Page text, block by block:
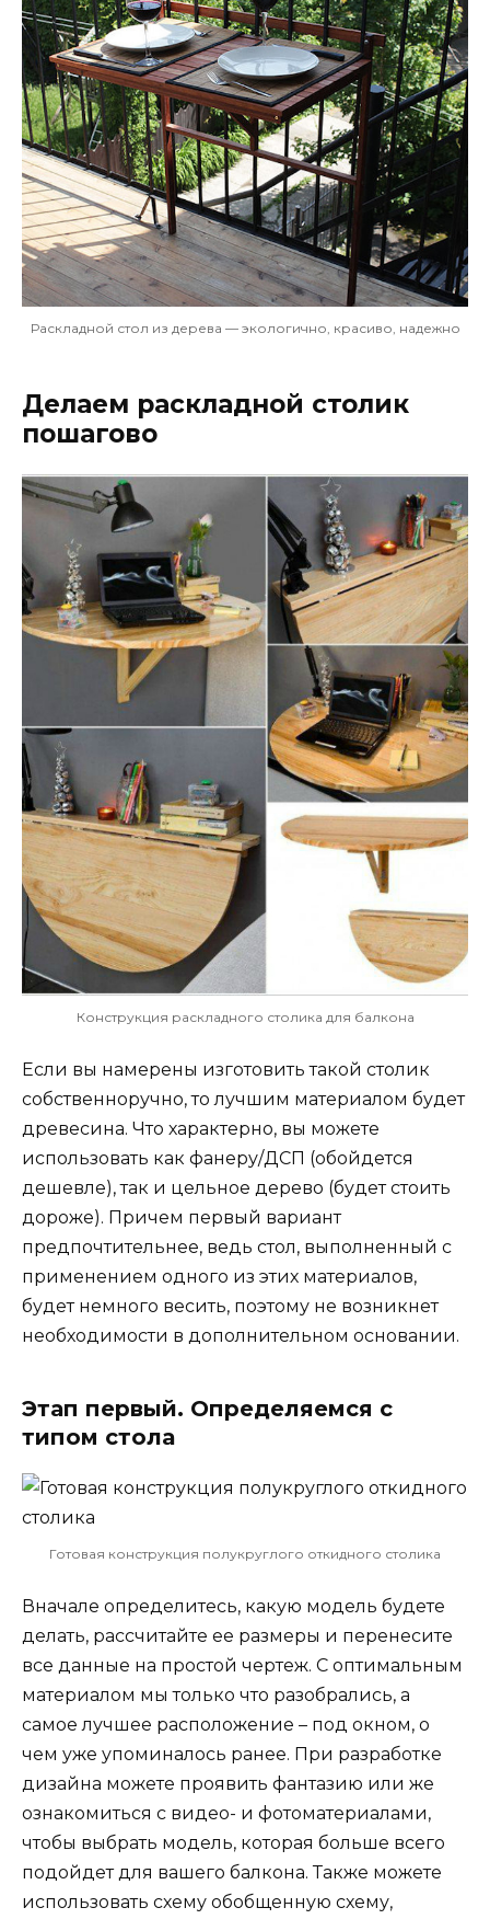
Раскладной стол из дерева — экологично, красиво, надежно
Делаем раскладной столик
пошагово
Конструкция раскладного столика для балкона
Если вы намерены изготовить такой столик
собственноручно, то лучшим материалом будет
древесина. Что характерно, вы можете
использовать как фанеру/ДСП (обойдется
дешевле), так и цельное дерево (будет стоить
дороже). Причем первый вариант
предпочтительнее, ведь стол, выполненный с
применением одного из этих материалов,
будет немного весить, поэтому не возникнет
необходимости в дополнительном основании.
Этап первый. Определяемся с
типом стола
Готовая конструкция полукруглого откидного столика
Вначале определитесь, какую модель будете
делать, рассчитайте ее размеры и перенесите
все данные на простой чертеж. С оптимальным
материалом мы только что разобрались, а
самое лучшее расположение – под окном, о
чем уже упоминалось ранее. При разработке
дизайна можете проявить фантазию или же
ознакомиться с видео- и фотоматериалами,
чтобы выбрать модель, которая больше всего
подойдет для вашего балкона. Также можете
использовать схему обобщенную схему,